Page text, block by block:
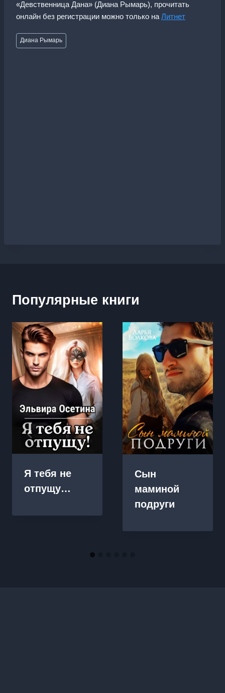
«Девственница Дана» (Диана Рымарь), прочитать
онлайн без регистрации можно только на Литнет
Метки
записи:
Диана Рымарь
Популярные книги
Я тебя не
отпущу…
Сын
маминой
подруги